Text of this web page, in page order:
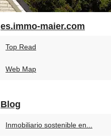
es.immo-maier.com
Top Read
Web Map
Blog
Inmobiliario sostenible en...